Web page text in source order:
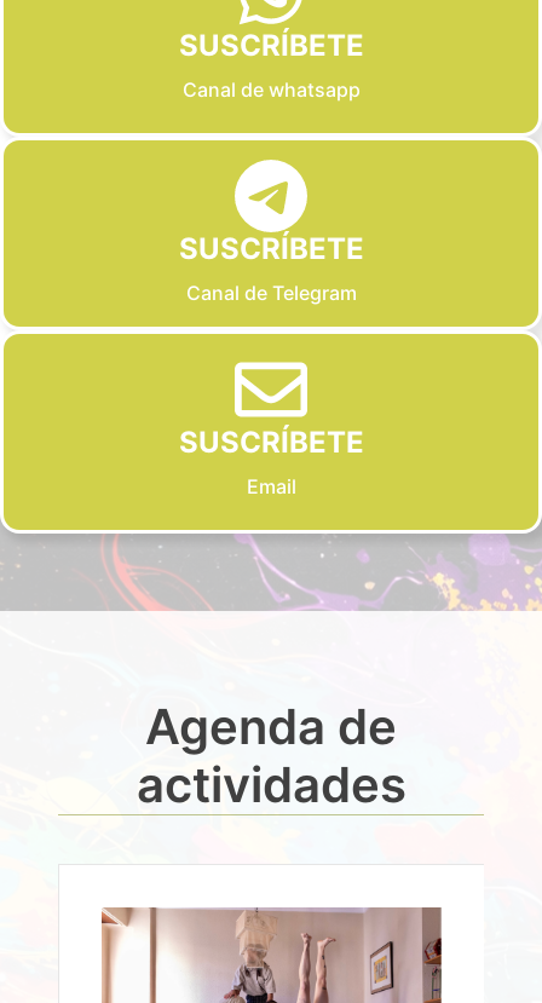
SUSCRÍBETE
Canal de whatsapp
SUSCRÍBETE
Canal de Telegram
SUSCRÍBETE
Email
Agenda de
actividades